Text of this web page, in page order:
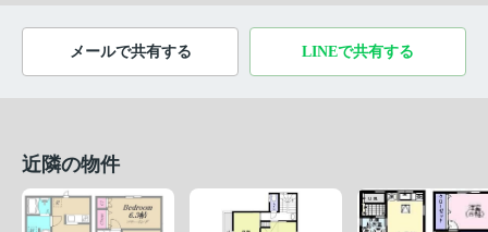
メールで共有する LINEで共有する
近隣の物件